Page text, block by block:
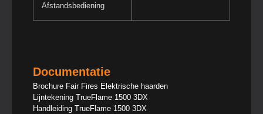
Afstandsbediening
Documentatie
Brochure Fair Fires Elektrische haarden
Lijntekening TrueFlame 1500 3DX
Handleiding TrueFlame 1500 3DX